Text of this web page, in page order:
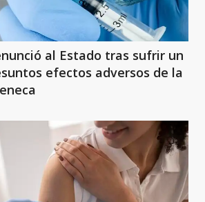
al Estado tras sufrir un
efectos adversos de la